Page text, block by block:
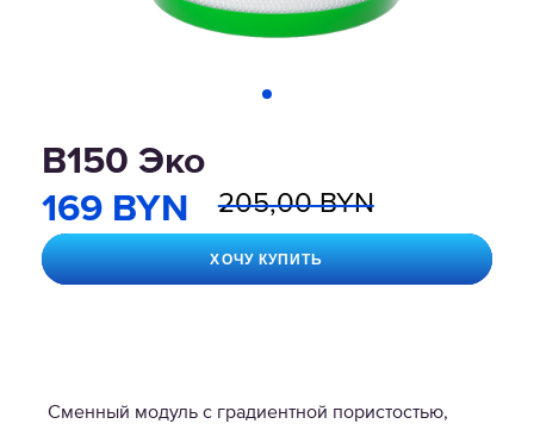
В150 Эко
169 BYN
205,00 BYN
ХОЧУ КУПИТЬ
Сменный модуль с градиентной пористостью,